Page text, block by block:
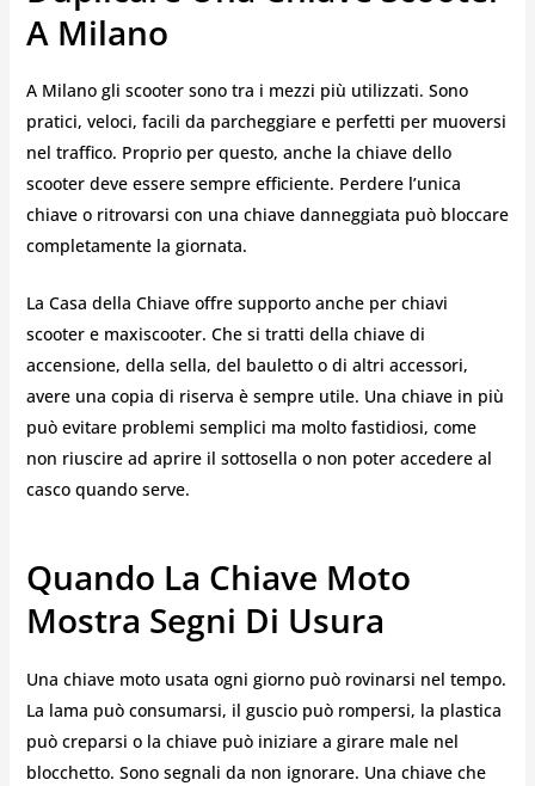
A Milano
A Milano gli scooter sono tra i mezzi più utilizzati. Sono
pratici, veloci, facili da parcheggiare e perfetti per muoversi
nel traffico. Proprio per questo, anche la chiave dello
scooter deve essere sempre efficiente. Perdere l’unica
chiave o ritrovarsi con una chiave danneggiata può bloccare
completamente la giornata.
La Casa della Chiave offre supporto anche per chiavi
scooter e maxiscooter. Che si tratti della chiave di
accensione, della sella, del bauletto o di altri accessori,
avere una copia di riserva è sempre utile. Una chiave in più
può evitare problemi semplici ma molto fastidiosi, come
non riuscire ad aprire il sottosella o non poter accedere al
casco quando serve.
Quando La Chiave Moto
Mostra Segni Di Usura
Una chiave moto usata ogni giorno può rovinarsi nel tempo.
La lama può consumarsi, il guscio può rompersi, la plastica
può creparsi o la chiave può iniziare a girare male nel
blocchetto. Sono segnali da non ignorare. Una chiave che